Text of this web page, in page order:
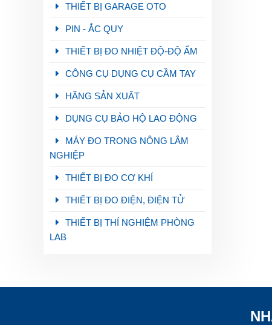
THIẾT BỊ GARAGE OTO
PIN - ẮC QUY
THIẾT BỊ ĐO NHIỆT ĐỘ-ĐỘ ẨM
CÔNG CỤ DỤNG CỤ CẦM TAY
HÃNG SẢN XUẤT
DỤNG CỤ BẢO HỘ LAO ĐỘNG
MÁY ĐO TRONG NÔNG LÂM
NGHIỆP
THIẾT BỊ ĐO CƠ KHÍ
THIẾT BỊ ĐO ĐIỆN, ĐIỆN TỬ
THIẾT BỊ THÍ NGHIỆM PHÒNG
LAB